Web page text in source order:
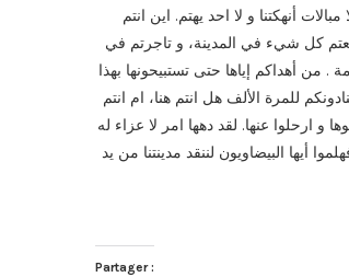
أنهكتنا و لا احد يهتم. اين انتم
كل شيء في المدينة، و تاجرتم في
أهداكم إياها حتى تستبيحونها بهذا
للمرة الألف هل انتم هنا، ام انتم
و ارحلوا عنها. لقد دهها امر لا عزاء له
أيها البيضاويون لننقد مدينتنا من يد
Partager :